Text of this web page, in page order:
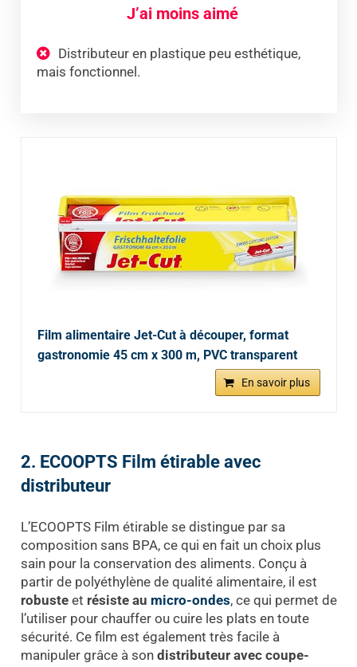
J’ai moins aimé
Distributeur en plastique peu esthétique,
mais fonctionnel.
Film alimentaire Jet-Cut à découper, format
gastronomie 45 cm x 300 m, PVC transparent
En savoir plus
2. ECOOPTS Film étirable avec
distributeur
L’ECOOPTS Film étirable se distingue par sa
composition sans BPA, ce qui en fait un choix plus
sain pour la conservation des aliments. Conçu à
partir de polyéthylène de qualité alimentaire, il est
robusteet résiste au micro-ondes, ce qui permet de
l’utiliser pour chauffer ou cuire les plats en toute
sécurité. Ce film est également très facile à
manipuler grâce à son distributeur avec coupe-